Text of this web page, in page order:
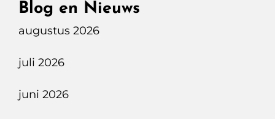
In
Blog en Nieuws
augustus 2026
juli 2026
juni 2026